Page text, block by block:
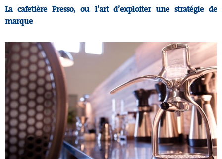
La cafetière Presso, ou l’art d’exploiter une stratégie de
marque